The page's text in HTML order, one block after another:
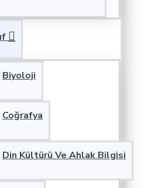
Biyoloji
Coğrafya
Din Kültürü Ve Ahlak Bilgisi